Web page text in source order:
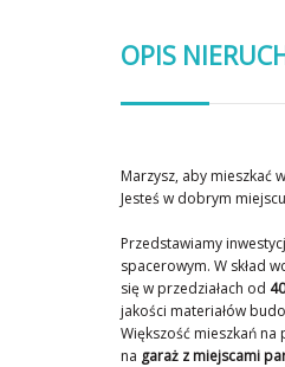
OPIS
Marzysz, aby mieszkać
Jesteś w dobrym
Przedstawiamy
spacerowym. W skład
się w przedziałach od
jakości materiałów
Większość mieszkań
na garaż z miejscami